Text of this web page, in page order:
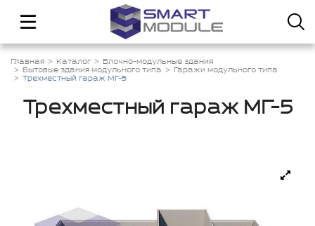
Главная Каталог
Блочно-модульные здания
Бытовые здания модульного типа
Гаражи модульного типа
Трехместный гараж МГ-5
Трехместный гараж МГ-5